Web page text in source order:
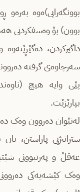
بوونگەرایی)ەوە بەرەو
بوون) بۆ وەسفکردنی
داگیرکردن،
سەرچاوەی گرفتە
پێی وایە هیچ
بپارێزێت.
لەنێوان دەروون وەک
ستراتیژیی پاراستن،
عەقڵ و پەرتبوونی
وەک کێشەیەکی